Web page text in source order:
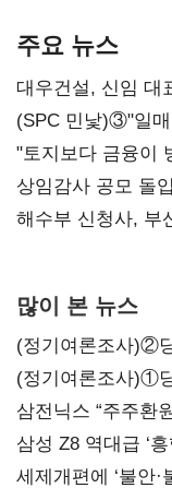
주요 뉴스
대우건설, 신임 대
내정
(SPC 민낯)③"일
점주 울리는 '상시
"토지보다 금융이
목소리
상임감사 공모 돌
강화"
해수부 신청사, 부
많이 본 뉴스
(정기여론조사)②
(정기여론조사)①
지지도 '50% 아래
삼전닉스 “주주환
보내
삼성 Z8 역대급 ‘
대전’
세제개편에 ‘불안